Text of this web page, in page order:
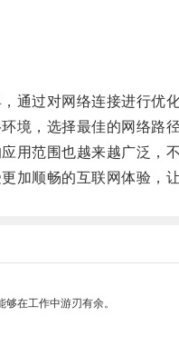
过对网络连接进行优
，选择最佳的网络路径
范围也越来越广泛，
顺畅的互联网体验，让
在工作中游刃有余。